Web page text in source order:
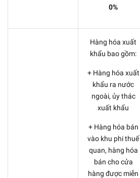
0%
Hàng hóa xuất
khẩu bao gồm:
+ Hàng hóa xuất
khẩu ra nước
ngoài, ủy thác
xuất khẩu
+ Hàng hóa bán
vào khu phi thuế
quan, hàng hóa
bán cho cửa
hàng được miễn